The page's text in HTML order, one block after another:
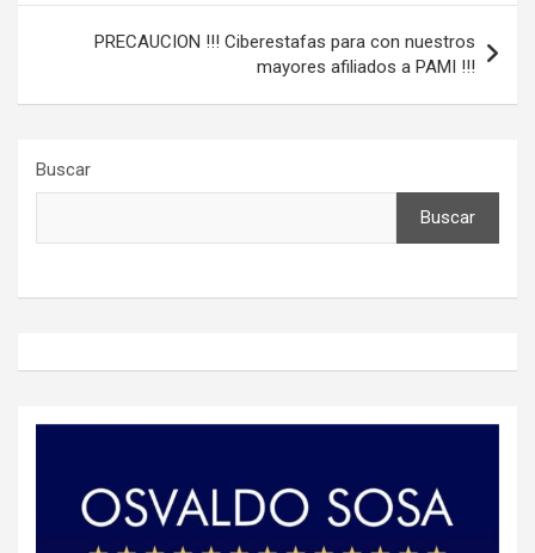
PRECAUCION !!! Ciberestafas para con nuestros
mayores afiliados a PAMI !!!
Buscar
Buscar